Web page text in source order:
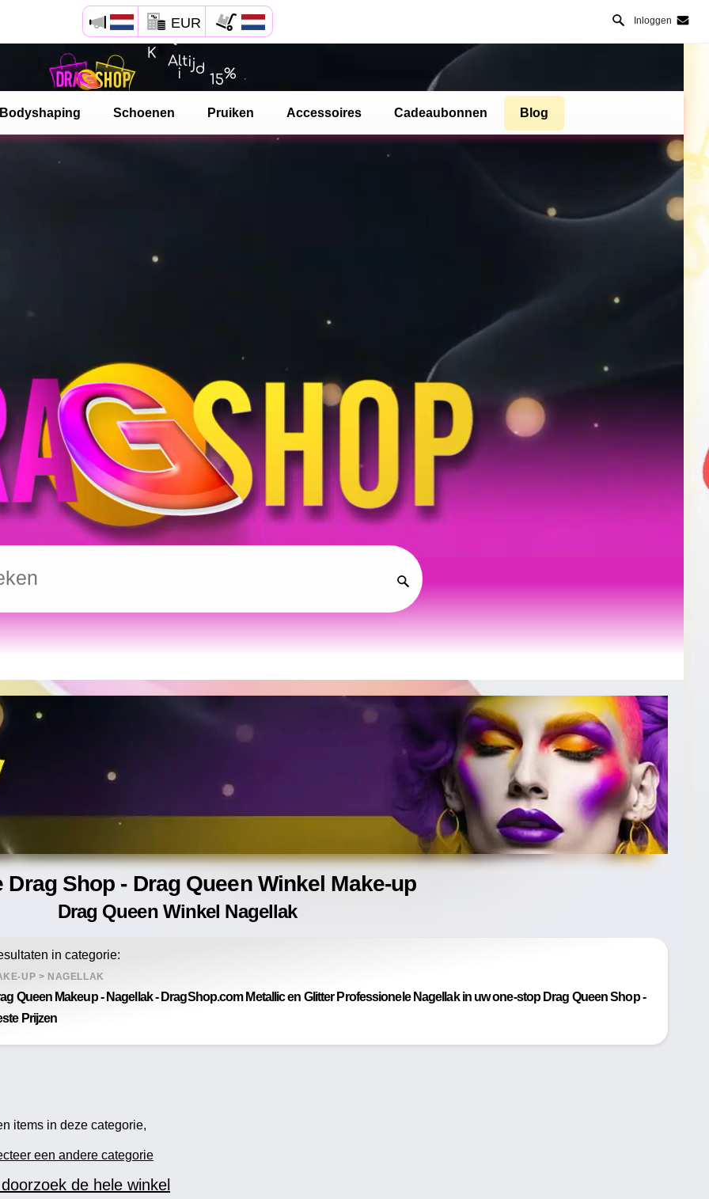
EUR Inloggen
Bodyshaping Schoenen Pruiken Accessoires Cadeaubonnen Blog
Drag Shop - Drag Queen Winkel Make-up
Drag Queen Winkel Nagellak
in categorie:
UP > NAGELLAK
Queen Makeup - Nagellak - DragShop.com Metallic en Glitter Professionele Nagellak in uw one-stop Drag Queen Shop -
Prijzen
items in deze categorie,
een andere categorie
de hele winkel
Open Safari menu.
of klik de safari knop zoals hiernaast getoont
en klik TOEVOEGEN AAN BUREAUBLAD